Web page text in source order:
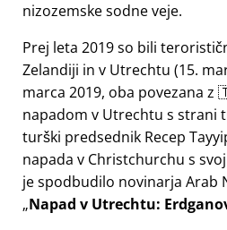
nizozemske sodne veje.
Prej leta 2019 so bili
Zelandiji in v Utrechtu (15.
marca 2019, oba povezana
napadom v Utrechtu s strani
turški predsednik Recep
napada v Christchurchu s
je spodbudilo novinarja Arab
Napad v Utrechtu: